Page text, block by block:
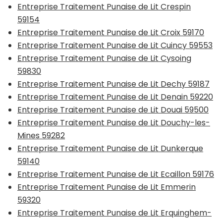
Entreprise Traitement Punaise de Lit Crespin
59154
Entreprise Traitement Punaise de Lit Croix 59170
Entreprise Traitement Punaise de Lit Cuincy 59553
Entreprise Traitement Punaise de Lit Cysoing
59830
Entreprise Traitement Punaise de Lit Dechy 59187
Entreprise Traitement Punaise de Lit Denain 59220
Entreprise Traitement Punaise de Lit Douai 59500
Entreprise Traitement Punaise de Lit Douchy-les-
Mines 59282
Entreprise Traitement Punaise de Lit Dunkerque
59140
Entreprise Traitement Punaise de Lit Ecaillon 59176
Entreprise Traitement Punaise de Lit Emmerin
59320
Entreprise Traitement Punaise de Lit Erquinghem-